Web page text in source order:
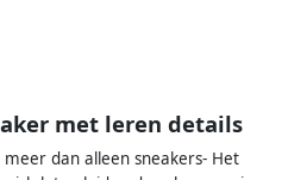
met leren details
dan alleen sneakers- Het